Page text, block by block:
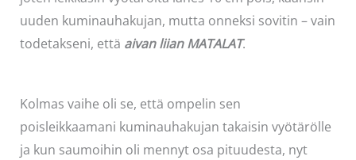
uuden kuminauhakujan, mutta onneksi sovitin – vain
todetakseni, että aivan liian MATALAT.
Kolmas vaihe oli se, että ompelin sen
poisleikkaamani kuminauhakujan takaisin vyötärölle
ja kun saumoihin oli mennyt osa pituudesta, nyt